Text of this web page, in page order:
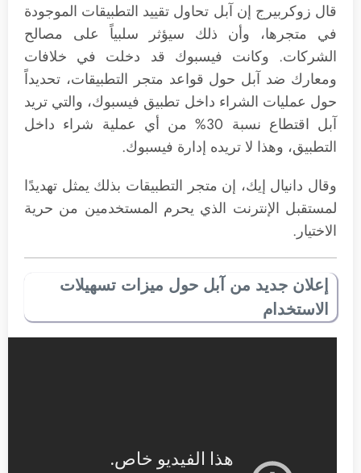
قال زوكربيرج إن آبل تحاول تقييد التطبيقات الموجودة
في متجرها، وأن ذلك سيؤثر سلبياً على مصالح
الشركات. وكانت فيسبوك قد دخلت في خلافات
ومعارك ضد آبل حول قواعد متجر التطبيقات، تحديداً
حول عمليات الشراء داخل تطبيق فيسبوك، والتي تريد
آبل اقتطاع نسبة 30% من أي عملية شراء داخل
التطبيق، وهذا لا تريده إدارة فيسبوك.
وقال دانيال إيك، إن متجر التطبيقات بذلك يمثل تهديدًا
لمستقبل الإنترنت الذي يحرم المستخدمين من حرية
الاختيار.
إعلان جديد من آبل حول ميزات تسهيلات
الاستخدام